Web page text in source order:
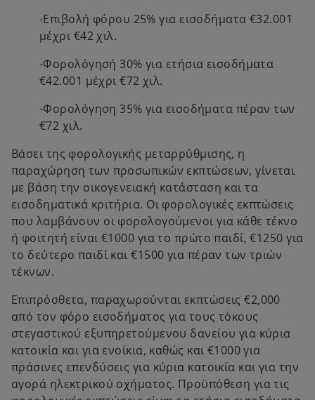
-Επιβολή φόρου 25% για εισοδήματα €32.001
μέχρι €42 χιλ.
-Φορολόγησή 30% για ετήσια εισοδήματα
€42.001 μέχρι €72 χιλ.
-Φορολόγηση 35% για εισοδήματα πέραν των
€72 χιλ.
Βάσει της φορολογικής μεταρρύθμισης, η
παραχώρηση των προσωπικών εκπτώσεων, γίνεται
με βάση την οικογενειακή κατάσταση και τα
εισοδηματικά κριτήρια. Οι φορολογικές εκπτώσεις
που λαμβάνουν οι φορολογούμενοι για κάθε τέκνο
ή φοιτητή είναι €1000 για το πρώτο παιδί, €1250 για
το δεύτερο παιδί και €1500 για πέραν των τριών
τέκνων.
Επιπρόσθετα, παραχωρούνται εκπτώσεις €2,000
από τον φόρο εισοδήματος για τους τόκους
στεγαστικού εξυπηρετούμενου δανείου για κύρια
κατοικία και για ενοίκια, καθώς και €1000 για
πράσινες επενδύσεις για κύρια κατοικία και για την
αγορά ηλεκτρικού οχήματος. Προϋπόθεση για τις